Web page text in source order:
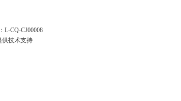
L-CQ-CJ00008
供技术支持